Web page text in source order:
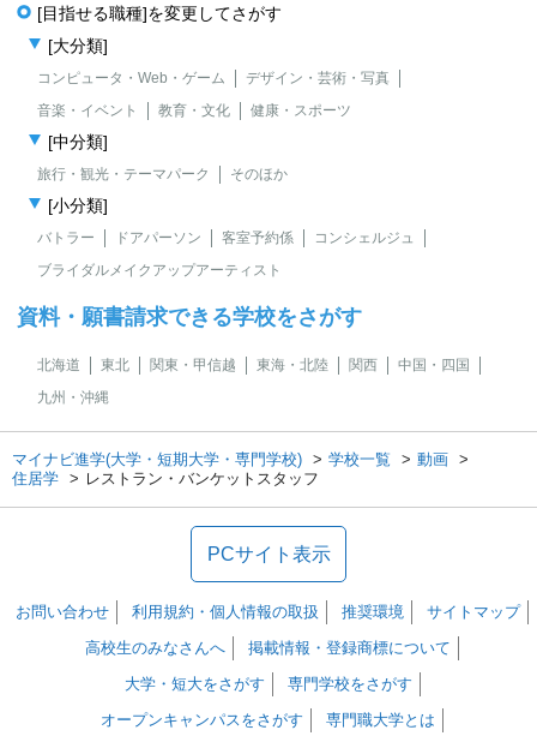
[目指せる職種]を変更してさがす
[大分類]
コンピュータ・Web・ゲーム
デザイン・芸術・写真
音楽・イベント
教育・文化 健康・スポーツ
[中分類]
旅行・観光・テーマパーク そのほか
[小分類]
バトラー ドアパーソン 客室予約係
コンシェルジュ
ブライダルメイクアップアーティスト
資料・願書請求できる学校をさがす
北海道 東北 関東・甲信越 東海・北陸 関西
中国・四国
九州・沖縄
マイナビ進学(大学・短期大学・専門学校) 学校一覧
動画
住居学
レストラン・バンケットスタッフ
PCサイト表示
お問い合わせ 利用規約・個人情報の取扱 推奨環境
サイトマップ
高校生のみなさんへ
掲載情報・登録商標について
大学・短大をさがす
専門学校をさがす
オープンキャンパスをさがす
専門職大学とは